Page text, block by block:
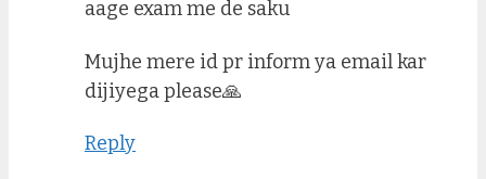
aage exam me de saku
Mujhe mere id pr inform ya email kar
dijiyega please🙏
Reply